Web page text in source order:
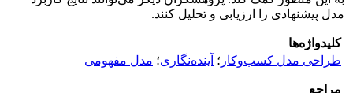
مدل پیشنهادی را ارزیابی و تحلیل کنند.
کلیدواژه‌ها
طراحی مدل کسب‌وکار ؛ آینده‌نگاری؛ مدل مفهومی
مراجع